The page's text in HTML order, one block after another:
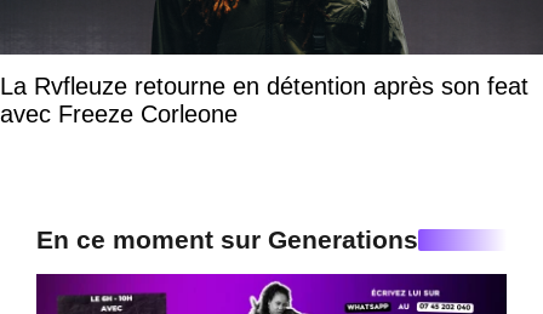
La Rvfleuze retourne en détention après son feat
avec Freeze Corleone
En ce moment sur Generations